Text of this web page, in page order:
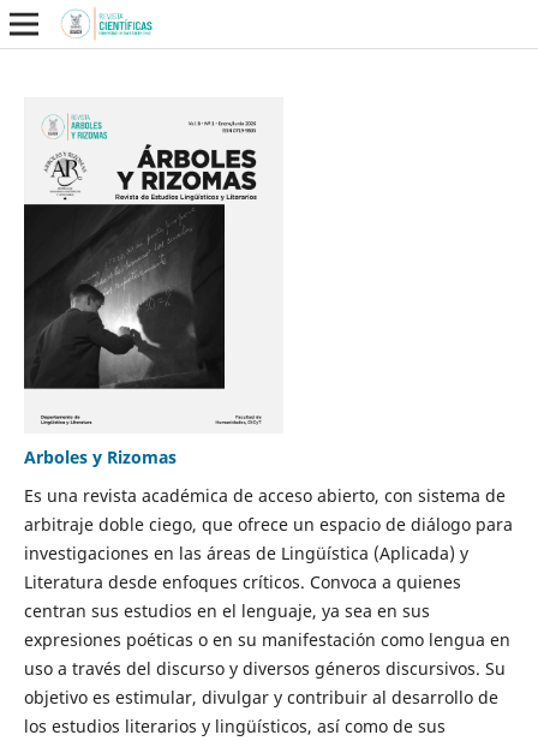
Arboles y Rizomas
Es una revista académica de acceso abierto, con sistema de
arbitraje doble ciego, que ofrece un espacio de diálogo para
investigaciones en las áreas de Lingüística (Aplicada) y
Literatura desde enfoques críticos. Convoca a quienes
centran sus estudios en el lenguaje, ya sea en sus
expresiones poéticas o en su manifestación como lengua en
uso a través del discurso y diversos géneros discursivos. Su
objetivo es estimular, divulgar y contribuir al desarrollo de
los estudios literarios y lingüísticos, así como de sus